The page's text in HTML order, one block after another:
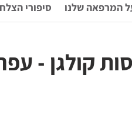
המרפאה שלנו סיפורי
קולגן -